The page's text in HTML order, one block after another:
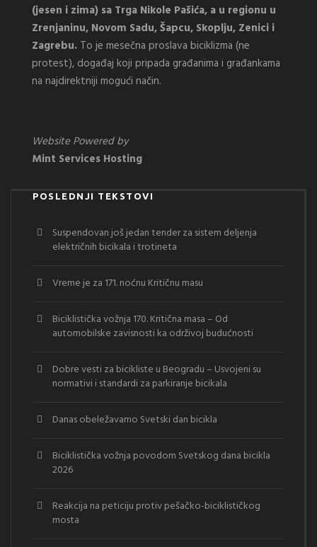
(jesen i zima) sa Trga Nikole Pašića, a u regionu u
Zrenjaninu, Novom Sadu, Šapcu, Skoplju, Zenici i
Zagrebu. To je mesečna proslava biciklizma (ne
protest), događaj koji pripada građanima i građankama
na najdirektniji mogući način.
Website Powered by
Mint Services Hosting
POSLEDNJI TEKSTOVI
Suspendovan još jedan tender za sistem deljenja
električnih bicikala i trotineta
Vreme je za 171. noćnu Kritičnu masu
Biciklistička vožnja 170. Kritična masa – Od
automobilske zavisnosti ka održivoj budućnosti
Dobre vesti za bicikliste u Beogradu – Usvojeni su
normativi i standardi za parkiranje bicikala
Danas obeležavamo Svetski dan bicikla
Biciklistička vožnja povodom Svetskog dana bicikla
2026
Reakcija na peticiju protiv pešačko-biciklističkog
mosta